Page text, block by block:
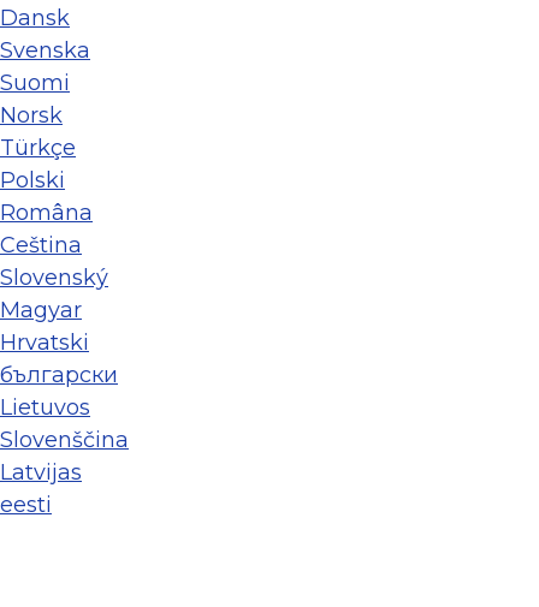
Dansk
Svenska
Suomi
Norsk
Türkçe
Polski
Româna
Ceština
Slovenský
Magyar
Hrvatski
български
Lietuvos
Slovenščina
Latvijas
eesti